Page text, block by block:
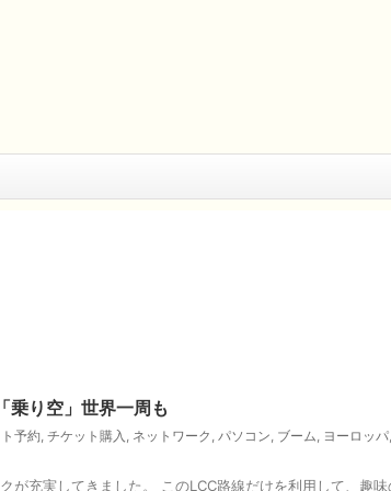
乗り空」世界一周も
予約, チケット購入 , ネットワーク , パソコン, ブーム, ヨーロッパ,
充実してきました。 このLCC路線だけを利用して、趣